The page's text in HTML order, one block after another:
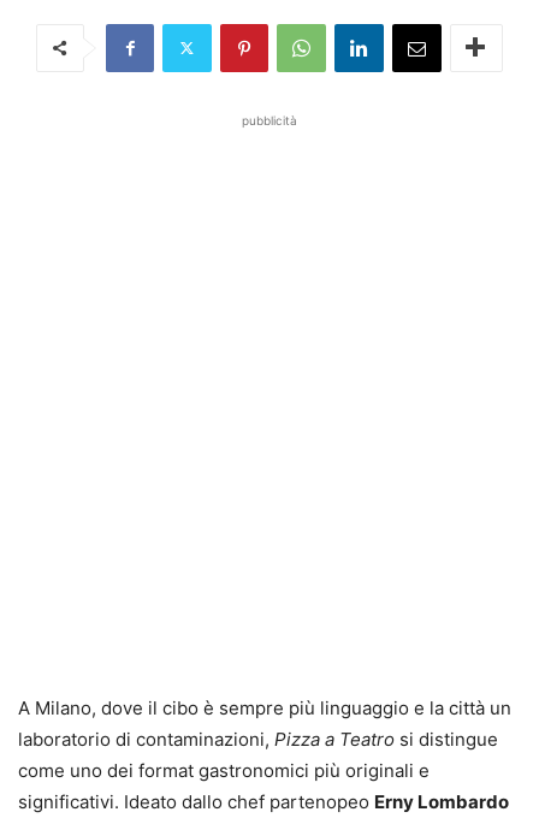
pubblicità
A Milano, dove il cibo è sempre più linguaggio e la città un
laboratorio di contaminazioni, Pizza a Teatro si distingue
come uno dei format gastronomici più originali e
significativi. Ideato dallo chef partenopeo Erny Lombardo